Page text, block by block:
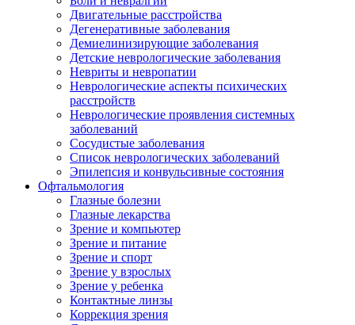
Двигательные расстройства
Дегенеративные заболевания
Демиелинизирующие заболевания
Детские неврологические заболевания
Невриты и невропатии
Неврологические аспекты психических
расстройств
Неврологические проявления системных
заболеваний
Сосудистые заболевания
Список неврологических заболеваний
Эпилепсия и конвульсивные состояния
Офтальмология
Глазные болезни
Глазные лекарства
Зрение и компьютер
Зрение и питание
Зрение и спорт
Зрение у взрослых
Зрение у ребенка
Контактные линзы
Коррекция зрения